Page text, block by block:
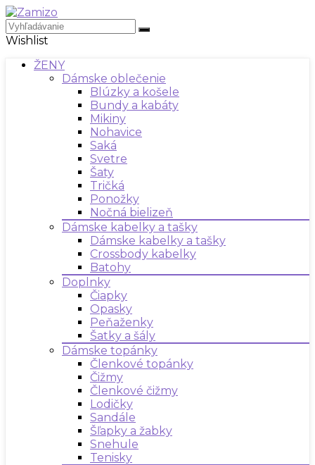
Wishlist
ŽENY
Dámske oblečenie
Blúzky a košele
Bundy a kabáty
Mikiny
Nohavice
Saká
Svetre
Šaty
Tričká
Ponožky
Nočná bielizeň
Dámske kabelky a tašky
Dámske kabelky a tašky
Crossbody kabelky
Batohy
Doplnky
Čiapky
Opasky
Peňaženky
Šatky a šály
Dámske topánky
Členkové topánky
Čižmy
Členkové čižmy
Lodičky
Sandále
Šľapky a žabky
Snehule
Tenisky